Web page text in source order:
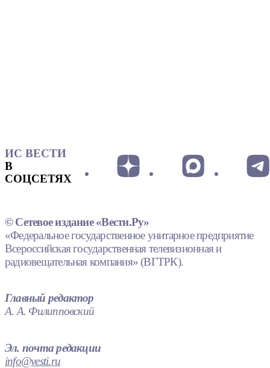
ИС ВЕСТИ
В
СОЦСЕТЯХ
© Сетевое издание «Вести.Ру»
«Федеральное государственное унитарное предприятие
Всероссийская государственная телевизионная и
радиовещательная компания» (ВГТРК).
Главный редактор
А. А. Филипповский
Эл. почта редакции
info@vesti.ru